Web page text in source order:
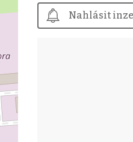
Nahlásit